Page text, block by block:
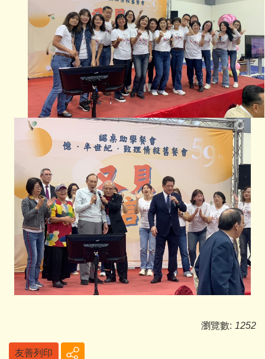
瀏覽數: 1252
友善列印